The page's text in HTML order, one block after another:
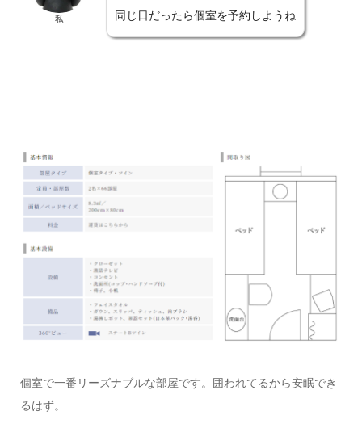
私
同じ日だったら個室を予約しようね
個室で一番リーズナブルな部屋です。囲われてるから安眠でき
るはず。